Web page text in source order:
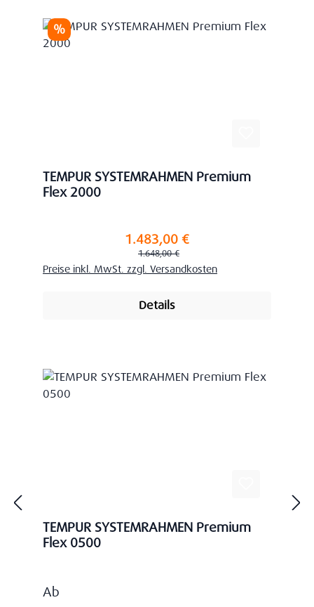
Rabatt
%
TEMPUR SYSTEMRAHMEN Premium
Flex 2000
Verkaufspreis:1.483,00 €
Regulärer Preis:
1.648,00 €
Preise inkl. MwSt. zzgl. Versandkosten
Details
TEMPUR SYSTEMRAHMEN Premium
Flex 0500
Regulärer Preis:
Ab